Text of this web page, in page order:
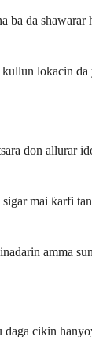
da
lokacin
don allurar
mai ƙarfi
amma
cikin